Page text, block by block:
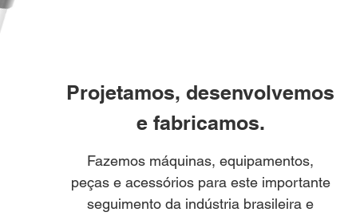
Projetamos, desenvolvemos
e fabricamos.
Fazemos máquinas, equipamentos,
peças e acessórios para este importante
seguimento da indústria brasileira e